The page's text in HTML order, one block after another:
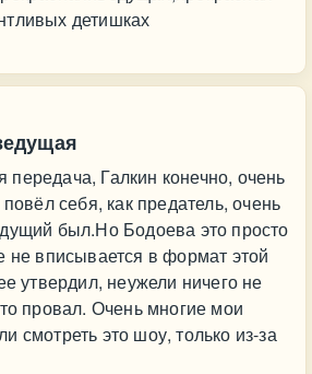
детишках
Галкин конечно, очень
себя, как предатель, очень
был.Но Бодоева это просто
вписывается в формат этой
утвердил, неужели ничего не
провал. Очень многие мои
смотреть это шоу, только из-за